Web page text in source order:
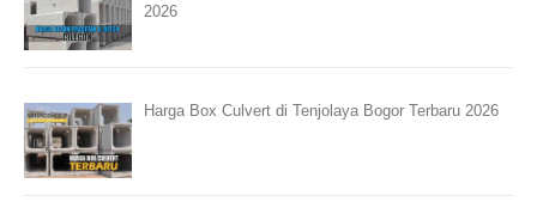
2026
Harga Box Culvert di Tenjolaya Bogor Terbaru 2026